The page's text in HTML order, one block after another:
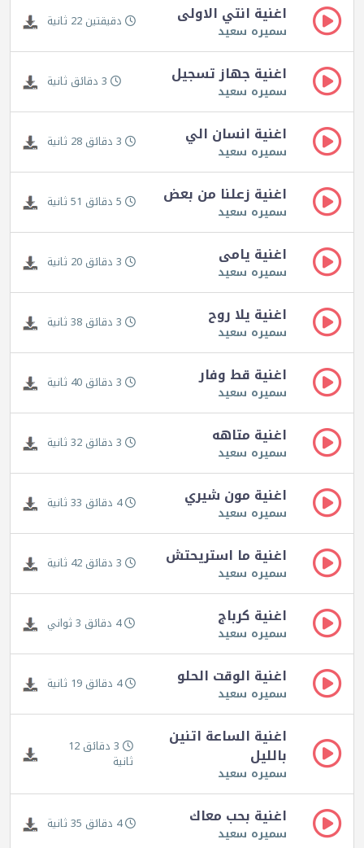
اغنية انتي الاولى
سميره سعيد دقيقتين 22 ثانية
اغنية جهاز تسجيل
سميره سعيد 3 دقائق ثانية
اغنية انسان الي
سميره سعيد 3 دقائق 28 ثانية
اغنية زعلنا من بعض
سميره سعيد 5 دقائق 51 ثانية
اغنية يامى
سميره سعيد 3 دقائق 20 ثانية
اغنية يلا روح
سميره سعيد 3 دقائق 38 ثانية
اغنية قط وفار
سميره سعيد 3 دقائق 40 ثانية
اغنية متاهه
سميره سعيد 3 دقائق 32 ثانية
اغنية مون شيري
سميره سعيد 4 دقائق 33 ثانية
اغنية ما استريحتش
سميره سعيد 3 دقائق 42 ثانية
اغنية كرباج
سميره سعيد 4 دقائق 3 ثواني
اغنية الوقت الحلو
سميره سعيد 4 دقائق 19 ثانية
اغنية الساعة اتنين
بالليل
سميره سعيد
3 دقائق 12
ثانية
اغنية بحب معاك
سميره سعيد 4 دقائق 35 ثانية